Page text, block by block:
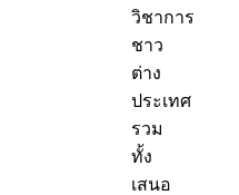
วิชาการ
ชาว
ต่าง
ประเทศ
รวม
ทั้ง
เสนอ